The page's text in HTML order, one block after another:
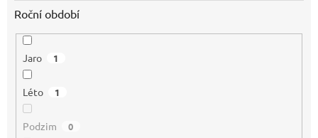
Roční období
Jaro 1
Léto 1
Podzim 0